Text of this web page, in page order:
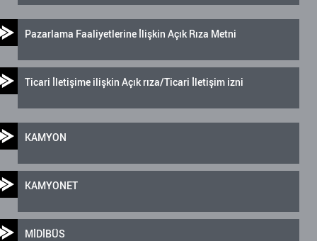
Pazarlama Faaliyetlerine İlişkin Açık Rıza Metni
Ticari İletişime ilişkin Açık rıza/Ticari İletişim izni
KAMYON
KAMYONET
MİDİBÜS